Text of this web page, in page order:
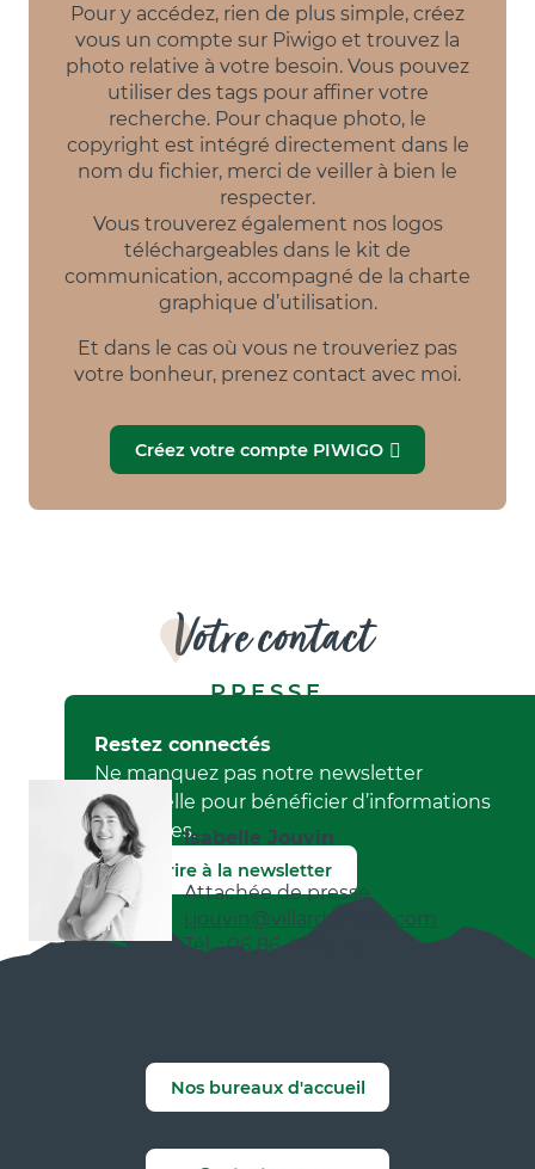
Pour y accédez, rien de plus simple, créez
vous un compte sur Piwigo et trouvez la
photo relative à votre besoin. Vous pouvez
utiliser des tags pour affiner votre
recherche. Pour chaque photo, le
copyright est intégré directement dans le
nom du fichier, merci de veiller à bien le
respecter.
Vous trouverez également nos logos
téléchargeables dans le kit de
communication, accompagné de la charte
graphique d’utilisation.
Et dans le cas où vous ne trouveriez pas
votre bonheur, prenez contact avec moi.
Créez votre compte PIWIGO
Votre contact
PRESSE
Isabelle Jouvin
Attachée de presse
i.jouvin@villarddelans.com
Tél. : 06 86 42 03 73
Restez connectés
Ne manquez pas notre newsletter
mensuelle pour bénéficier d’informations
exclusives.
S'inscrire à la newsletter
Nos bureaux d'accueil